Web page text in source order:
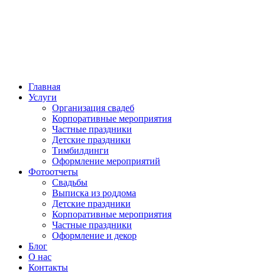
Главная
Услуги
Организация свадеб
Корпоративные мероприятия
Частные праздники
Детские праздники
Тимбилдинги
Оформление мероприятий
Фотоотчеты
Cвадьбы
Выписка из роддома
Детские праздники
Корпоративные мероприятия
Частные праздники
Оформление и декор
Блог
О нас
Контакты